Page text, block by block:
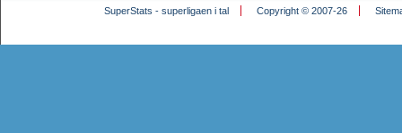
SuperStats - superligaen i tal Copyright © 2007-26